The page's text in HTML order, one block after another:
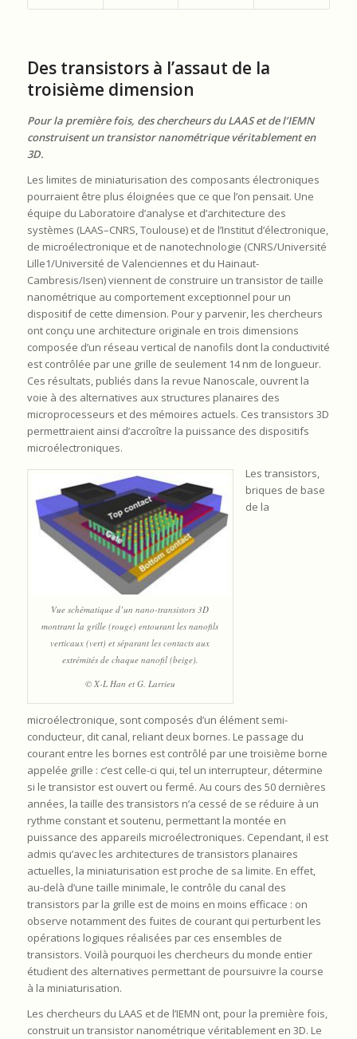
Des transistors à l’assaut de la
troisième dimension
Pour la première fois, des chercheurs du LAAS et de l’IEMN
construisent un transistor nanométrique véritablement en
3D.
Les limites de miniaturisation des composants électroniques
pourraient être plus éloignées que ce que l’on pensait. Une
équipe du Laboratoire d’analyse et d’architecture des
systèmes (LAAS–CNRS, Toulouse) et de l’Institut d’électronique,
de microélectronique et de nanotechnologie (CNRS/Université
Lille1/Université de Valenciennes et du Hainaut-
Cambresis/Isen) viennent de construire un transistor de taille
nanométrique au comportement exceptionnel pour un
dispositif de cette dimension. Pour y parvenir, les chercheurs
ont conçu une architecture originale en trois dimensions
composée d’un réseau vertical de nanofils dont la conductivité
est contrôlée par une grille de seulement 14 nm de longueur.
Ces résultats, publiés dans la revue Nanoscale, ouvrent la
voie à des alternatives aux structures planaires des
microprocesseurs et des mémoires actuels. Ces transistors 3D
permettraient ainsi d’accroître la puissance des dispositifs
microélectroniques.
Vue schématique d’un nano-transistors 3D
montrant la grille (rouge) entourant les nanofils
verticaux (vert) et séparant les contacts aux
extrémités de chaque nanofil (beige).
© X-L Han et G. Larrieu
Les transistors,
briques de base
de la
microélectronique, sont composés d’un élément semi-
conducteur, dit canal, reliant deux bornes. Le passage du
courant entre les bornes est contrôlé par une troisième borne
appelée grille : c’est celle-ci qui, tel un interrupteur, détermine
si le transistor est ouvert ou fermé. Au cours des 50 dernières
années, la taille des transistors n’a cessé de se réduire à un
rythme constant et soutenu, permettant la montée en
puissance des appareils microélectroniques. Cependant, il est
admis qu’avec les architectures de transistors planaires
actuelles, la miniaturisation est proche de sa limite. En effet,
au-delà d’une taille minimale, le contrôle du canal des
transistors par la grille est de moins en moins efficace : on
observe notamment des fuites de courant qui perturbent les
opérations logiques réalisées par ces ensembles de
transistors. Voilà pourquoi les chercheurs du monde entier
étudient des alternatives permettant de poursuivre la course
à la miniaturisation.
Les chercheurs du LAAS et de l’IEMN ont, pour la première fois,
construit un transistor nanométrique véritablement en 3D. Le